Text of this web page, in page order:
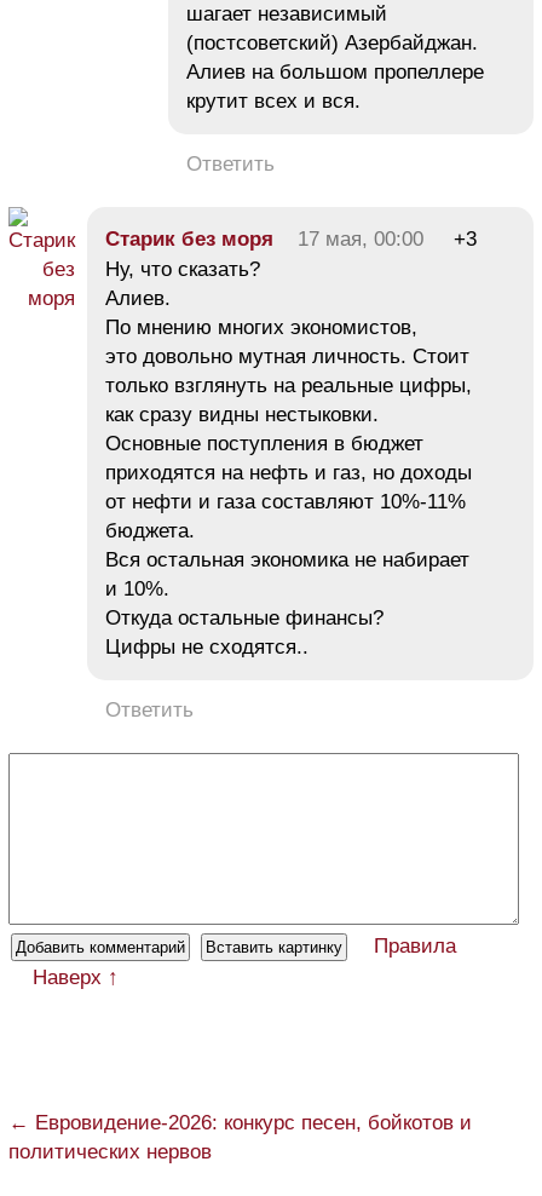
шагает независимый
(постсоветский) Азербайджан.
Алиев на большом пропеллере
крутит всех и вся.
Ответить
Старик без моря 17 мая, 00:00
+3
Ну, что сказать?
Алиев.
По мнению многих экономистов,
это довольно мутная личность. Стоит
только взглянуть на реальные цифры,
как сразу видны нестыковки.
Основные поступления в бюджет
приходятся на нефть и газ, но доходы
от нефти и газа составляют 10%-11%
бюджета.
Вся остальная экономика не набирает
и 10%.
Откуда остальные финансы?
Цифры не сходятся..
Ответить
Правила
Наверх ↑
← Евровидение-2026: конкурс песен, бойкотов и
политических нервов